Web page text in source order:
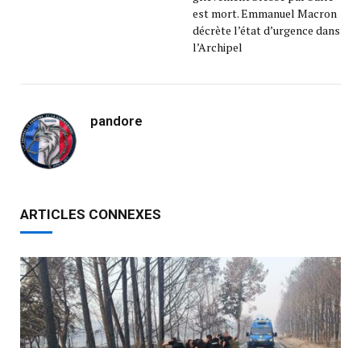
est mort. Emmanuel Macron
décrète l’état d’urgence dans
l’Archipel
pandore
ARTICLES CONNEXES